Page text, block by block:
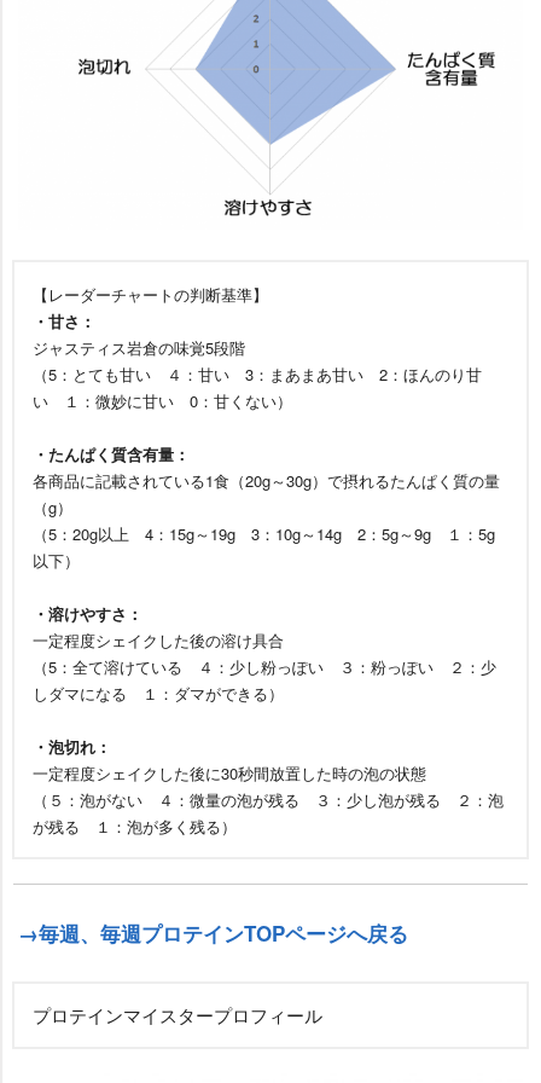
【レーダーチャートの判断基準】
・甘さ：
ジャスティス岩倉の味覚5段階
（5：とても甘い ４：甘い 3：まあまあ甘い 2：ほんのり甘
い １：微妙に甘い 0：甘くない）
・たんぱく質含有量：
各商品に記載されている1食（20g～30g）で摂れるたんぱく質の量
（g）
（5：20g以上 4：15g～19g 3：10g～14g 2：5g～9g １：5g
以下）
・溶けやすさ：
一定程度シェイクした後の溶け具合
（5：全て溶けている ４：少し粉っぽい ３：粉っぽい ２：少
しダマになる １：ダマができる）
・泡切れ：
一定程度シェイクした後に30秒間放置した時の泡の状態
（５：泡がない ４：微量の泡が残る ３：少し泡が残る ２：泡
が残る １：泡が多く残る）
→毎週、毎週プロテインTOPページへ戻る
プロテインマイスタープロフィール